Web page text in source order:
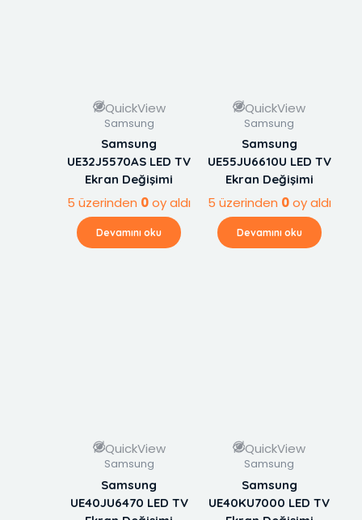
QuickView
Samsung
Samsung
UE32J5570AS LED TV
Ekran Değişimi
5 üzerinden 0oy aldı
Devamını oku
QuickView
Samsung
Samsung
UE55JU6610U LED TV
Ekran Değişimi
5 üzerinden 0oy aldı
Devamını oku
QuickView
Samsung
Samsung
UE40JU6470 LED TV
QuickView
Samsung
Samsung
UE40KU7000 LED TV